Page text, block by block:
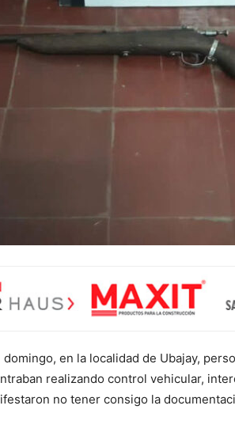
en la localidad de Ubajay,
realizando control vehicular,
no tener consigo la